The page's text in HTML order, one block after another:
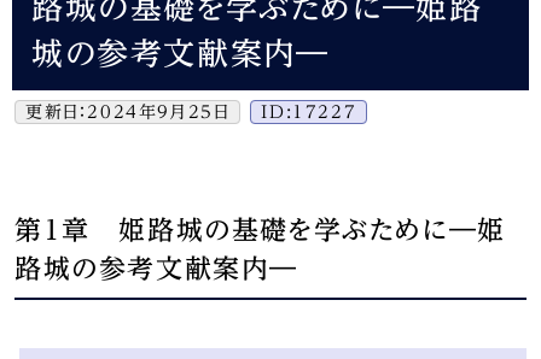
路城の基礎を学ぶために―姫路
城の参考文献案内―
更新日： 2024年9月25日 ID:17227
第1章 姫路城の基礎を学ぶために―姫
路城の参考文献案内―